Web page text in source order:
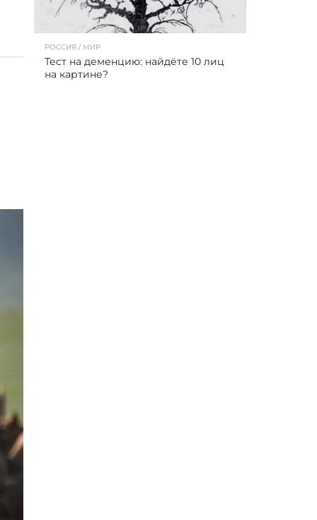
РОССИЯ / МИР
Тест на деменцию: найдёте 10 лиц
на картине?